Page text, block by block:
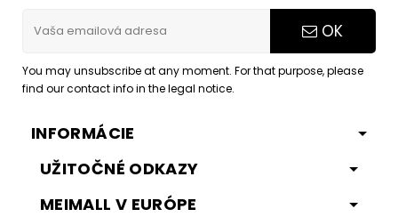
OK
You may unsubscribe at any moment. For that purpose, please
find our contact info in the legal notice.
INFORMÁCIE
UŽITOČNÉ ODKAZY
MEIMALL V EURÓPE